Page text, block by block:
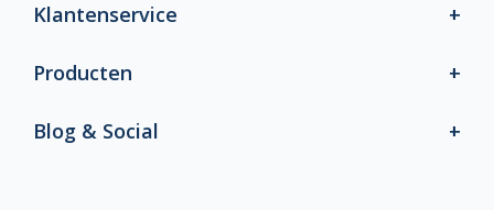
Klantenservice
Producten
Blog & Social